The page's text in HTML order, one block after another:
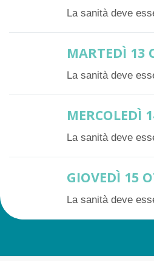
La sanità deve
MARTEDÌ 13
La sanità deve
MERCOLEDÌ
La sanità deve
GIOVEDÌ 15
La sanità deve